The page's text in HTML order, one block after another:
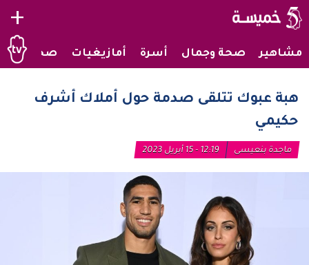
+
مشاهير صحة وجمال أسرة أمازيغيات صحراويات
هبة عبوك تتلقى صدمة حول أملاك أشرف
حكيمي
ماجدة بنعيسى 12:19 - 15 أبريل 2023